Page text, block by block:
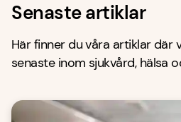
Senaste artiklar
Här finner du våra artiklar där
senaste inom sjukvård, hälsa